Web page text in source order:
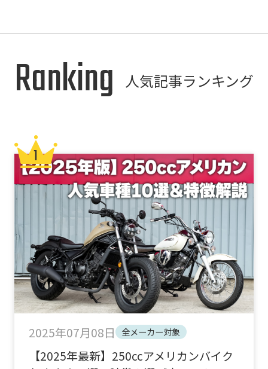
Ranking 人気記事ランキング
2025年07月08日 全メーカー対象
【2025年最新】250ccアメリカンバイク